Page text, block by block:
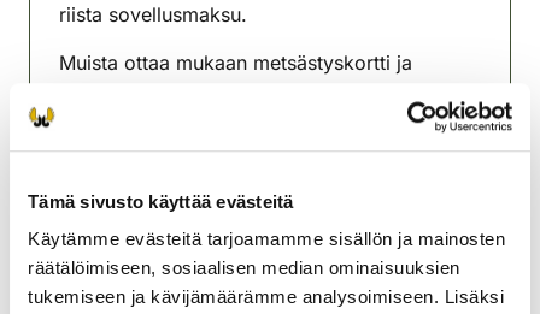
Tämä sivusto käyttää evästeitä
Käytämme evästeitä tarjoamamme sisällön ja mainosten
räätälöimiseen, sosiaalisen median ominaisuuksien
tukemiseen ja kävijämäärämme analysoimiseen. Lisäksi
riista sovellusmaksu.
Muista ottaa mukaan metsästyskortti ja
Siikajokilaakson riistanhoitoyhdistys
siikajoki@rhy.riista.fi